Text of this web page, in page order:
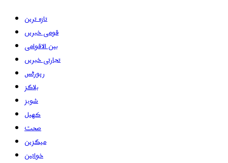
تازہ ترین
قومی خبریں
بین الاقوامی
تجارتی خبریں
رپورٹس
بلاگز
شوبز
کھیل
صحت
میگزین
خواتین